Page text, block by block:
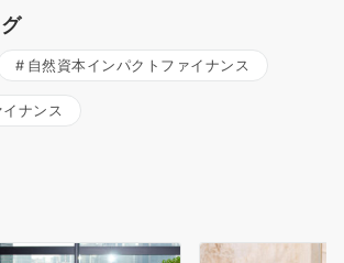
自然資本インパクトファイナンス
ナンス